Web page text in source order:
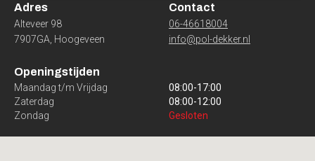
Adres
Alteveer 98
7907GA Hoogeveen
Contact
06-46618004
info@pol-dekker.nl
Openingstijden
Maandag t/m Vrijdag 08:00-17:00
Zaterdag
08:00-12:00
Zondag
Gesloten